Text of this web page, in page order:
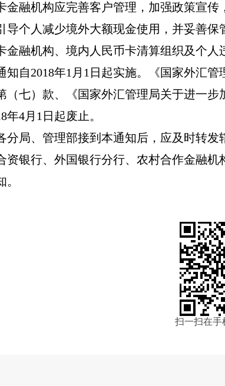
金融机构应完善客户管理，加强政策宣
导个人减少境外大额现金使用，并妥善保
金融机构、境内人民币卡清算组织及个人
知自2018年1 月 1 日起实施。《国家外汇
（七）款、《国家外汇管理局关于进一
年4月 1 日起废止。
分局、管理部接到本通知后，应及时转
资银行、外国银行分行、农村合作金融机
扫一扫在手